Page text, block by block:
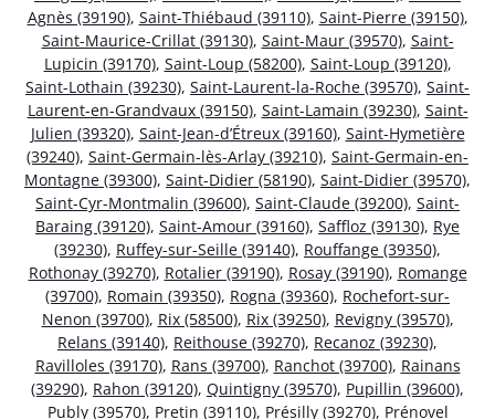
Agnès (39190), Saint-Thiébaud (39110), Saint-Pierre (39150),
Saint-Maurice-Crillat (39130), Saint-Maur (39570), Saint-
Lupicin (39170), Saint-Loup (58200), Saint-Loup (39120),
Saint-Lothain (39230), Saint-Laurent-la-Roche (39570), Saint-
Laurent-en-Grandvaux (39150), Saint-Lamain (39230), Saint-
Julien (39320), Saint-Jean-d’Étreux (39160), Saint-Hymetière
(39240), Saint-Germain-lès-Arlay (39210), Saint-Germain-en-
Montagne (39300), Saint-Didier (58190), Saint-Didier (39570),
Saint-Cyr-Montmalin (39600), Saint-Claude (39200), Saint-
Baraing (39120), Saint-Amour (39160), Saffloz (39130), Rye
(39230), Ruffey-sur-Seille (39140), Rouffange (39350),
Rothonay (39270), Rotalier (39190), Rosay (39190), Romange
(39700), Romain (39350), Rogna (39360), Rochefort-sur-
Nenon (39700), Rix (58500), Rix (39250), Revigny (39570),
Relans (39140), Reithouse (39270), Recanoz (39230),
Ravilloles (39170), Rans (39700), Ranchot (39700), Rainans
(39290), Rahon (39120), Quintigny (39570), Pupillin (39600),
Publy (39570), Pretin (39110), Présilly (39270), Prénovel